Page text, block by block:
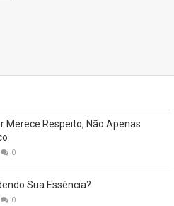
Merece Respeito, Não Apenas
0
Sua Essência?
0